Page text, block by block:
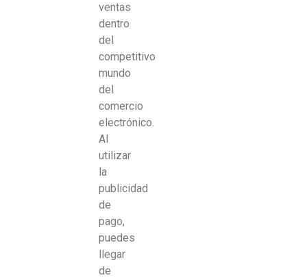
ventas
dentro
del
competitivo
mundo
del
comercio
electrónico.
Al
utilizar
la
publicidad
de
pago,
puedes
llegar
de